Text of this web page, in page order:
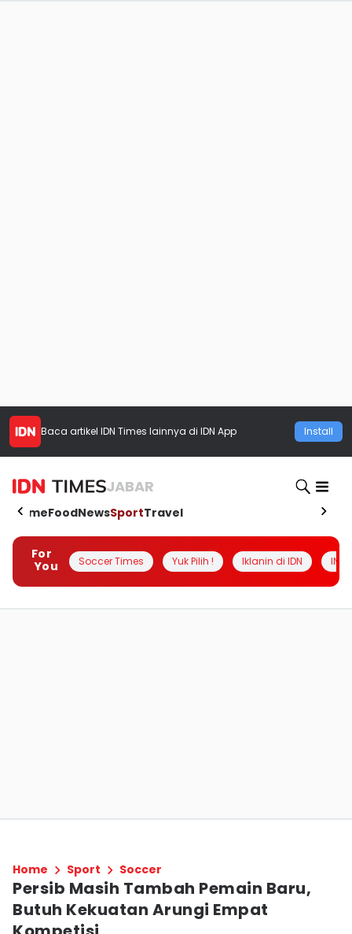
Baca artikel IDN Times lainnya di IDN App Install
JABAR
HomeFoodNewsSportTravel
For
You
Soccer Times Yuk Pilih ! Iklanin di IDN
Home Sport Soccer
Persib Masih Tambah Pemain Baru,
Butuh Kekuatan Arungi Empat